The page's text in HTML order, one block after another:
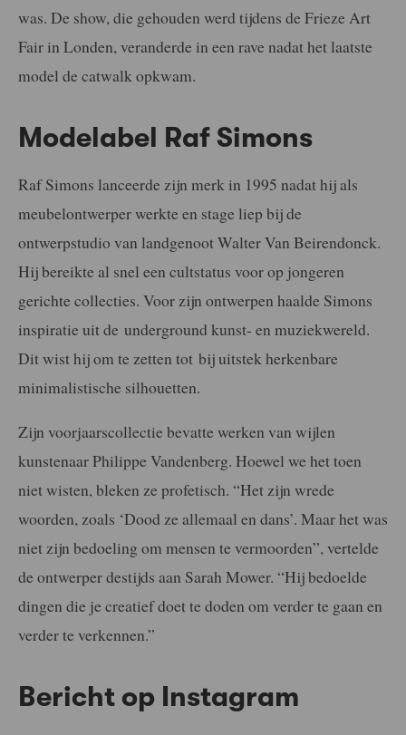
was. De show, die gehouden werd tijdens de Frieze Art
Fair in Londen, veranderde in een rave nadat het laatste
model de catwalk opkwam.
Modelabel Raf Simons
Raf Simons lanceerde zijn merk in 1995 nadat hij als
meubelontwerper werkte en stage liep bij de
ontwerpstudio van landgenoot Walter Van Beirendonck.
Hij bereikte al snel een cultstatus voor op jongeren
gerichte collecties. Voor zijn ontwerpen haalde Simons
inspiratie uit de underground kunst- en muziekwereld.
Dit wist hij om te zetten tot bij uitstek herkenbare
minimalistische silhouetten.
Zijn voorjaarscollectie bevatte werken van wijlen
kunstenaar Philippe Vandenberg. Hoewel we het toen
niet wisten, bleken ze profetisch. “Het zijn wrede
woorden, zoals ‘Dood ze allemaal en dans’. Maar het was
niet zijn bedoeling om mensen te vermoorden”, vertelde
de ontwerper destijds aan Sarah Mower. “Hij bedoelde
dingen die je creatief doet te doden om verder te gaan en
verder te verkennen.”
Bericht op Instagram